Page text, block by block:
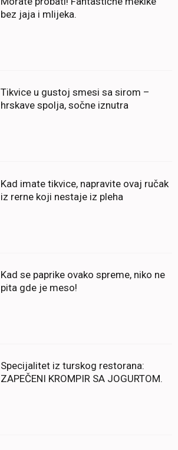
bez jaja i mlijeka.
Tikvice u gustoj smesi sa sirom –
hrskave spolja, sočne iznutra
Kad imate tikvice, napravite ovaj ručak
iz rerne koji nestaje iz pleha
Kad se paprike ovako spreme, niko ne
pita gde je meso!
Specijalitet iz turskog restorana:
ZAPEČENI KROMPIR SA JOGURTOM.